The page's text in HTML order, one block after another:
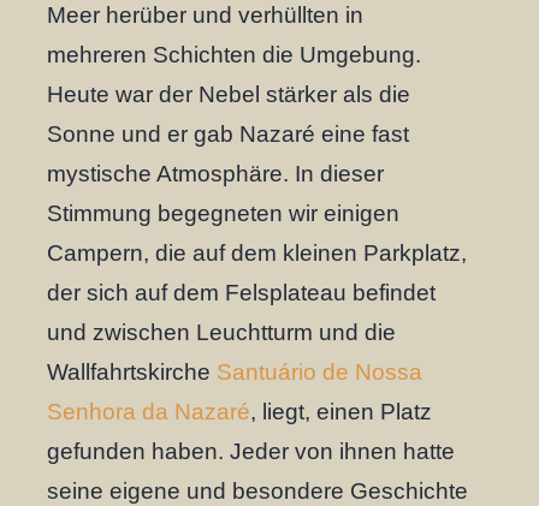
Meer herüber und verhüllten in
mehreren Schichten die Umgebung.
Heute war der Nebel stärker als die
Sonne und er gab Nazaré eine fast
mystische Atmosphäre. In dieser
Stimmung begegneten wir einigen
Campern, die auf dem kleinen Parkplatz,
der sich auf dem Felsplateau befindet
und zwischen Leuchtturm und die
Wallfahrtskirche Santuário de Nossa
Senhora da Nazaré, liegt, einen Platz
gefunden haben. Jeder von ihnen hatte
seine eigene und besondere Geschichte